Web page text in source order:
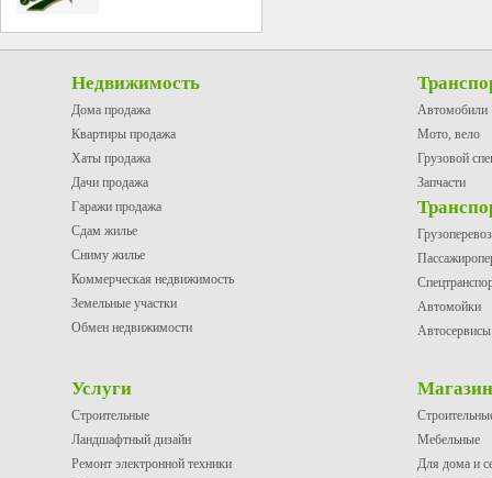
Недвижимость
Дома продажа
Квартиры продажа
Хаты продажа
Дачи продажа
Гаражи продажа
Сдам жилье
Сниму жилье
Коммерческая недвижимость
Земельные участки
Обмен недвижимости
Автомобили
Мото, вело
Грузовой
Запчасти
Автомойки
Автосервисы
Услуги
Строительные
Ландшафтный дизайн
Ремонт электронной техники
Мебельные
Для дома и